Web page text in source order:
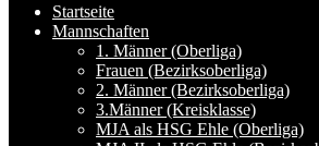
Startseite
Mannschaften
1. Männer (Oberliga)
Frauen (Bezirksoberliga)
2. Männer (Bezirksoberliga)
3.Männer (Kreisklasse)
MJA als HSG Ehle (Oberliga)